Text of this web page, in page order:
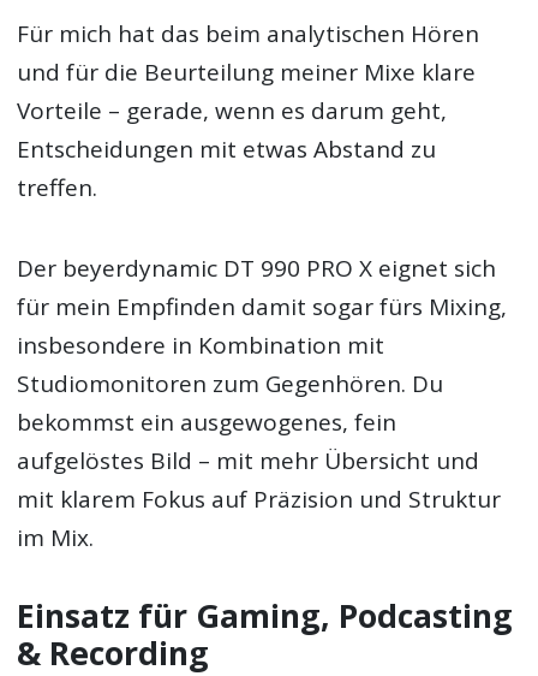
Für mich hat das beim analytischen Hören
und für die Beurteilung meiner Mixe klare
Vorteile – gerade, wenn es darum geht,
Entscheidungen mit etwas Abstand zu
treffen.
Der beyerdynamic DT 990 PRO X eignet sich
für mein Empfinden damit sogar fürs Mixing,
insbesondere in Kombination mit
Studiomonitoren zum Gegenhören. Du
bekommst ein ausgewogenes, fein
aufgelöstes Bild – mit mehr Übersicht und
mit klarem Fokus auf Präzision und Struktur
im Mix.
Einsatz für Gaming, Podcasting
& Recording